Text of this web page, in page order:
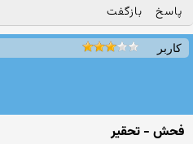
پاسخ بازگفت
کاربر
فحش - تحقير